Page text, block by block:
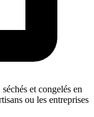
et congelés en
ou les entreprises